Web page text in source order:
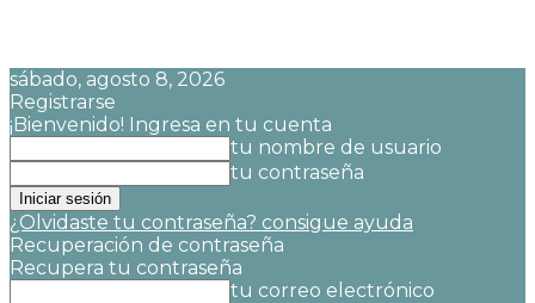
sábado, agosto 8, 2026
Registrarse
¡Bienvenido! Ingresa en tu cuenta
tu nombre de usuario
tu contraseña
¿Olvidaste tu contraseña? consigue ayuda
Recuperación de contraseña
Recupera tu contraseña
tu correo electrónico